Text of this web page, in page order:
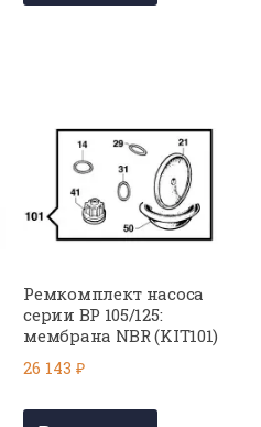
Ремкомплект насоса
серии BP 105/125:
мембрана NBR (KIT101)
26 143₽